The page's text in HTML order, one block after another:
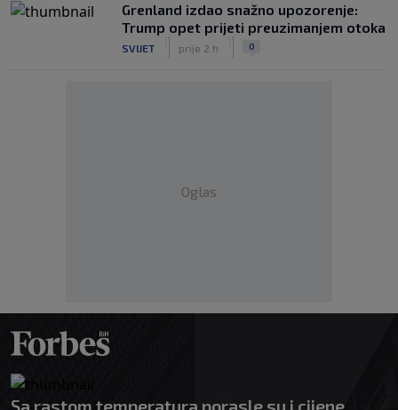
Grenland izdao snažno upozorenje:
Trump opet prijeti preuzimanjem otoka
SVIJET prije 2 h 0
Oglas
Sa rastom temperatura porasle su i cijene